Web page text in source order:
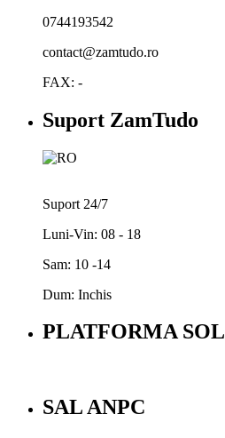
0744193542
contact@zamtudo.ro
FAX: -
Suport ZamTudo
Suport 24/7
Luni-Vin: 08 - 18
Sam: 10 -14
Dum: Inchis
PLATFORMA SOL
SAL ANPC